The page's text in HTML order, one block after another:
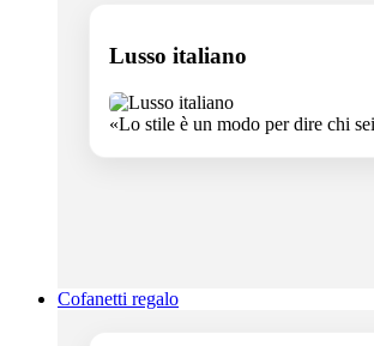
Lusso italiano
«Lo stile è un modo per dire chi
Cofanetti regalo